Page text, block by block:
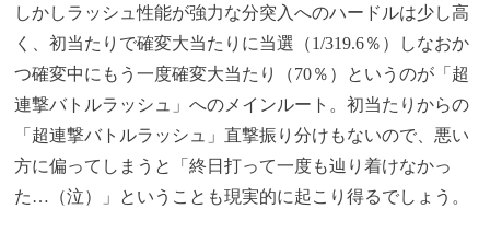
しかしラッシュ性能が強力な分突入へのハードルは少し高
く、初当たりで確変大当たりに当選（1/319.6％）しなおか
つ確変中にもう一度確変大当たり（70％）というのが「超
連撃バトルラッシュ」へのメインルート。初当たりからの
「超連撃バトルラッシュ」直撃振り分けもないので、悪い
方に偏ってしまうと「終日打って一度も辿り着けなかっ
た…（泣）」ということも現実的に起こり得るでしょう。